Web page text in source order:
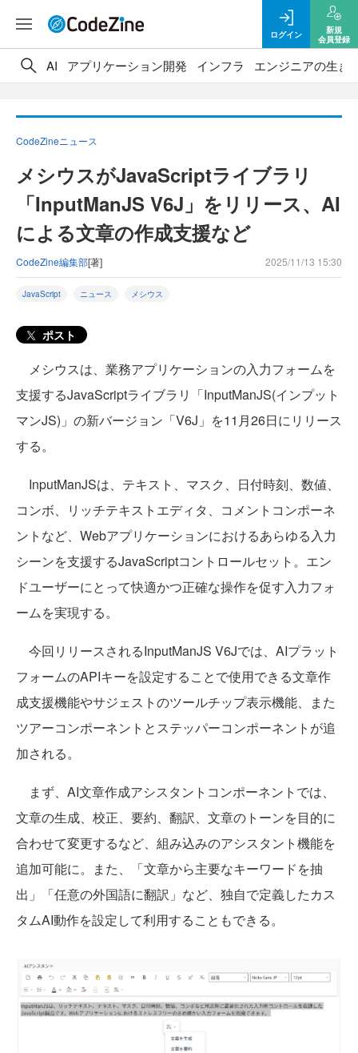
ログイン
新規
会員登録
AI アプリケーション開発 インフラ エンジニアの生き
CodeZineニュース
メシウスがJavaScriptライブラリ
「InputManJS V6J」をリリース、AI
による文章の作成支援など
CodeZine編集部[著] 2025/11/13 15:30
JavaScript ニュース メシウス
ポスト
メシウスは、業務アプリケーションの入力フォームを
支援するJavaScriptライブラリ「InputManJS(インプット
マンJS)」の新バージョン「V6J」を11月26日にリリース
する。
InputManJSは、テキスト、マスク、日付時刻、数値、
コンボ、リッチテキストエディタ、コメントコンポーネ
ントなど、Webアプリケーションにおけるあらゆる入力
シーンを支援するJavaScriptコントロールセット。エン
ドユーザーにとって快適かつ正確な操作を促す入力フォ
ームを実現する。
今回リリースされるInputManJS V6Jでは、AIプラット
フォームのAPIキーを設定することで使用できる文章作
成支援機能やサジェストのツールチップ表示機能、また
ツアーコンポーネントとステッパーコンポーネントが追
加される。
まず、AI文章作成アシスタントコンポーネントでは、
文章の生成、校正、要約、翻訳、文章のトーンを目的に
合わせて変更するなど、組み込みのアシスタント機能を
追加可能に。また、「文章から主要なキーワードを抽
出」「任意の外国語に翻訳」など、独自で定義したカス
タムAI動作を設定して利用することもできる。